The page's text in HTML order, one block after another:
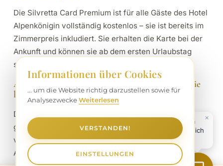
Die Silvretta Card Premium ist für alle Gäste des Hotel
Alpenkönigin vollständig kostenlos – sie ist bereits im
Zimmerpreis inkludiert. Sie erhalten die Karte bei der
Ankunft und können sie ab dem ersten Urlaubstag
sofort nutzen.
Ab wann gilt die Silvretta Card Premium und wie
lange kann ich sie verwenden?
Die Karte ist ab dem ersten Tag Ihres Aufenthalts
gültig – Sie müssen also keinen Tag Urlaub
verschenken. Sie gilt für die gesamte Dauer Ihres
Aufenthalts im Hotel Alpenkönigin.
Informationen über Cookies
... um die Website richtig darzustellen sowie für
AnalysezweckeWeiterlesen
VERSTANDEN!
EINSTELLUNGEN